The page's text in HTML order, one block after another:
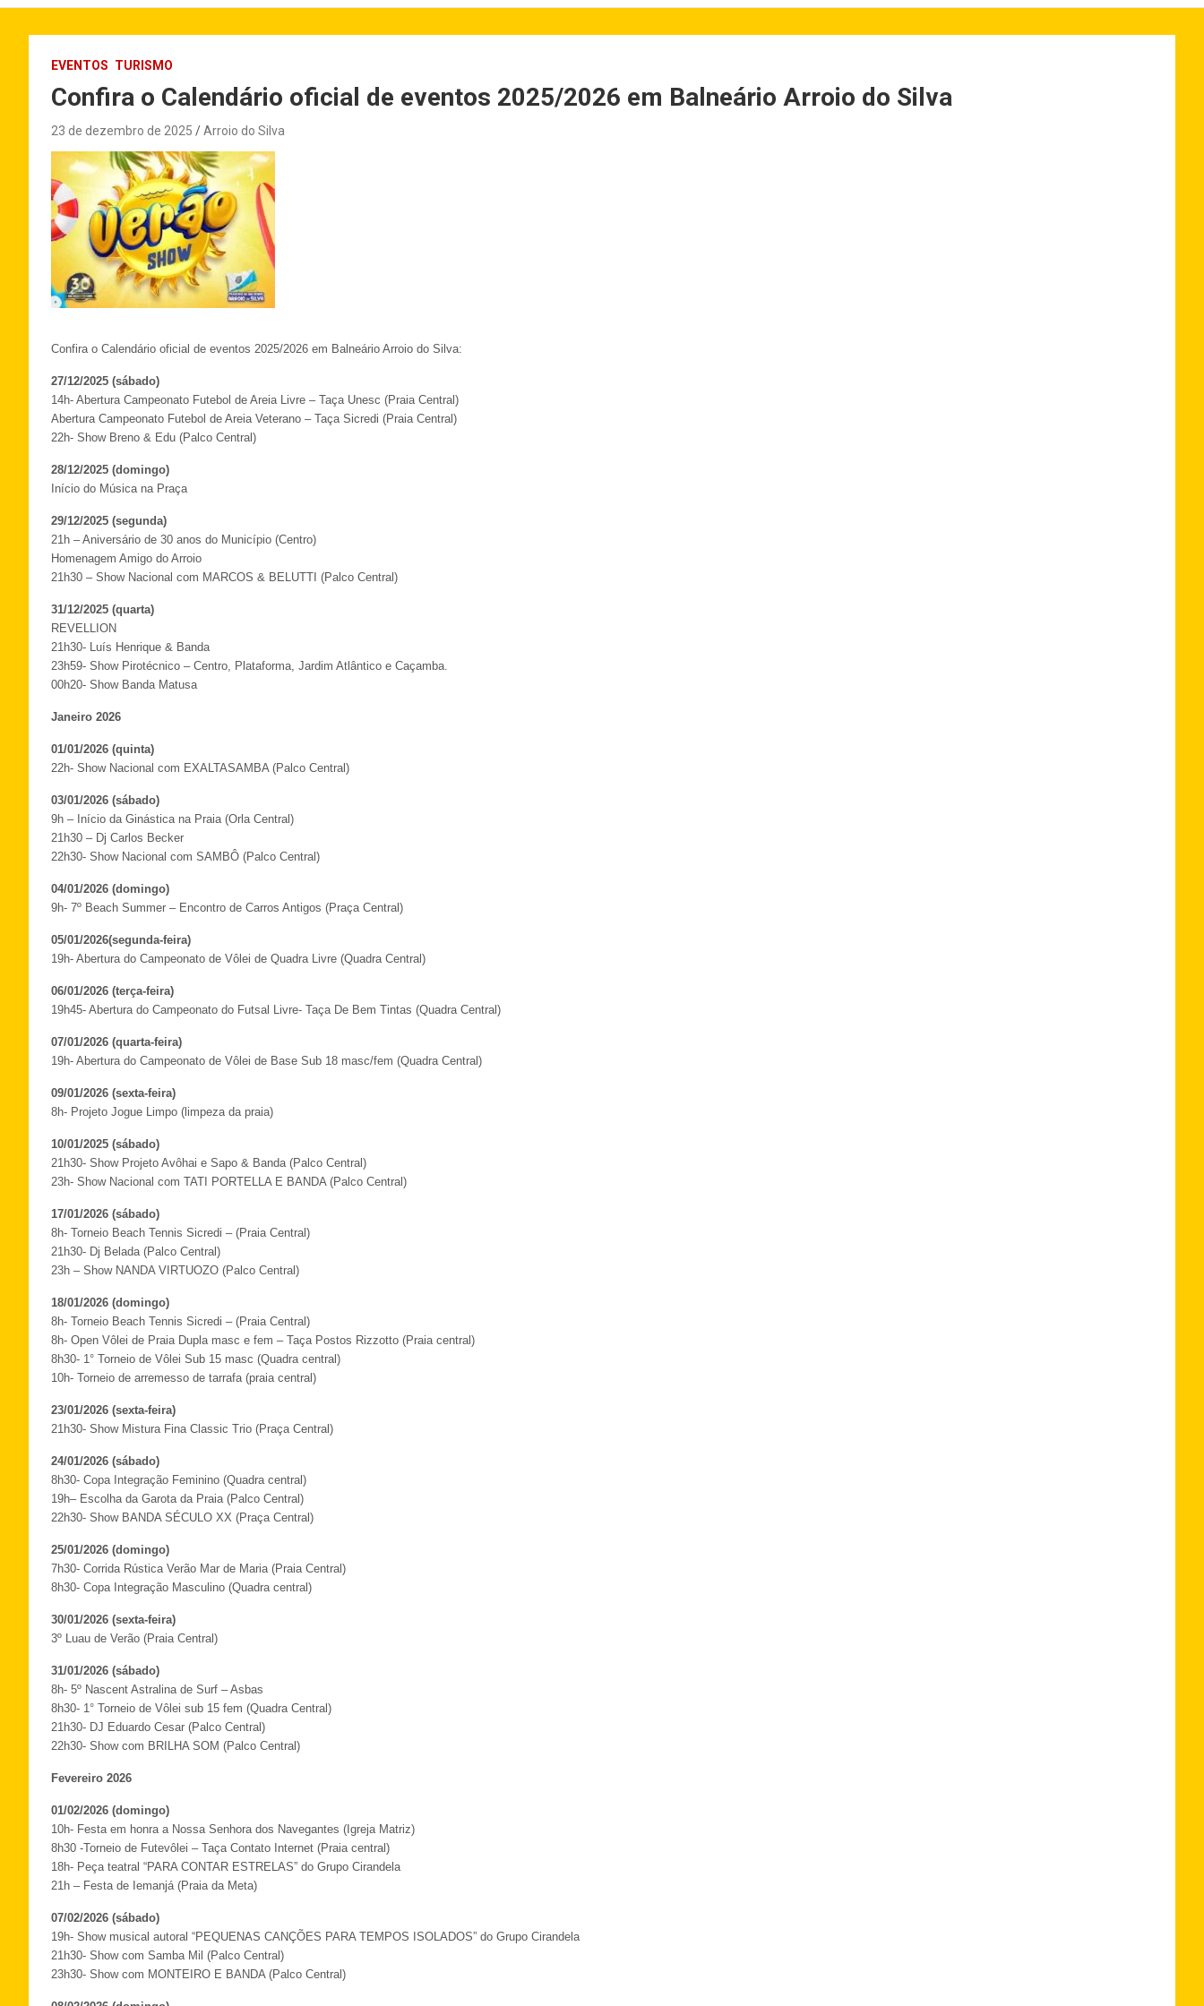
EVENTOS TURISMO
Confira o Calendário oficial de eventos 2025/2026 em Balneário Arroio do Silva
23 de dezembro de 2025 Arroio do Silva
Confira o Calendário oficial de eventos 2025/2026 em Balneário Arroio do Silva:
27/12/2025 (sábado)
14h- Abertura Campeonato Futebol de Areia Livre – Taça Unesc (Praia Central)
Abertura Campeonato Futebol de Areia Veterano – Taça Sicredi (Praia Central)
22h- Show Breno & Edu (Palco Central)
28/12/2025 (domingo)
Início do Música na Praça
29/12/2025 (segunda)
21h – Aniversário de 30 anos do Município (Centro)
Homenagem Amigo do Arroio
21h30 – Show Nacional com MARCOS & BELUTTI (Palco Central)
31/12/2025 (quarta)
REVELLION
21h30- Luís Henrique & Banda
23h59- Show Pirotécnico – Centro, Plataforma, Jardim Atlântico e Caçamba.
00h20- Show Banda Matusa
Janeiro 2026
01/01/2026 (quinta)
22h- Show Nacional com EXALTASAMBA (Palco Central)
03/01/2026 (sábado)
9h – Início da Ginástica na Praia (Orla Central)
21h30 – Dj Carlos Becker
22h30- Show Nacional com SAMBÔ (Palco Central)
04/01/2026 (domingo)
9h- 7º Beach Summer – Encontro de Carros Antigos (Praça Central)
05/01/2026(segunda-feira)
19h- Abertura do Campeonato de Vôlei de Quadra Livre (Quadra Central)
06/01/2026 (terça-feira)
19h45- Abertura do Campeonato do Futsal Livre- Taça De Bem Tintas (Quadra Central)
07/01/2026 (quarta-feira)
19h- Abertura do Campeonato de Vôlei de Base Sub 18 masc/fem (Quadra Central)
09/01/2026 (sexta-feira)
8h- Projeto Jogue Limpo (limpeza da praia)
10/01/2025 (sábado)
21h30- Show Projeto Avôhai e Sapo & Banda (Palco Central)
23h- Show Nacional com TATI PORTELLA E BANDA (Palco Central)
17/01/2026 (sábado)
8h- Torneio Beach Tennis Sicredi – (Praia Central)
21h30- Dj Belada (Palco Central)
23h – Show NANDA VIRTUOZO (Palco Central)
18/01/2026 (domingo)
8h- Torneio Beach Tennis Sicredi – (Praia Central)
8h- Open Vôlei de Praia Dupla masc e fem – Taça Postos Rizzotto (Praia central)
8h30- 1° Torneio de Vôlei Sub 15 masc (Quadra central)
10h- Torneio de arremesso de tarrafa (praia central)
23/01/2026 (sexta-feira)
21h30- Show Mistura Fina Classic Trio (Praça Central)
24/01/2026 (sábado)
8h30- Copa Integração Feminino (Quadra central)
19h– Escolha da Garota da Praia (Palco Central)
22h30- Show BANDA SÉCULO XX (Praça Central)
25/01/2026 (domingo)
7h30- Corrida Rústica Verão Mar de Maria (Praia Central)
8h30- Copa Integração Masculino (Quadra central)
30/01/2026 (sexta-feira)
3º Luau de Verão (Praia Central)
31/01/2026 (sábado)
8h- 5º Nascent Astralina de Surf – Asbas
8h30- 1° Torneio de Vôlei sub 15 fem (Quadra Central)
21h30- DJ Eduardo Cesar (Palco Central)
22h30- Show com BRILHA SOM (Palco Central)
Fevereiro 2026
01/02/2026 (domingo)
10h- Festa em honra a Nossa Senhora dos Navegantes (Igreja Matriz)
8h30 -Torneio de Futevôlei – Taça Contato Internet (Praia central)
18h- Peça teatral “PARA CONTAR ESTRELAS” do Grupo Cirandela
21h – Festa de Iemanjá (Praia da Meta)
07/02/2026 (sábado)
19h- Show musical autoral “PEQUENAS CANÇÕES PARA TEMPOS ISOLADOS” do Grupo Cirandela
21h30- Show com Samba Mil (Palco Central)
23h30- Show com MONTEIRO E BANDA (Palco Central)